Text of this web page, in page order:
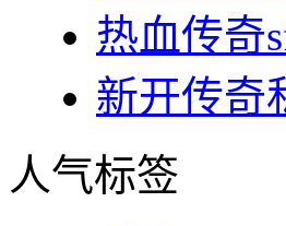
热血传奇
新开传奇
人气标签